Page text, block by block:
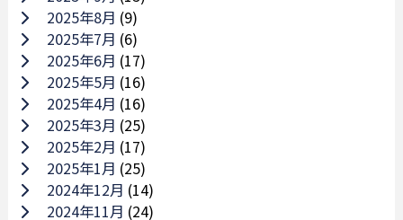
2025年8月 (9)
2025年7月 (6)
2025年6月 (17)
2025年5月 (16)
2025年4月 (16)
2025年3月 (25)
2025年2月 (17)
2025年1月 (25)
2024年12月 (14)
2024年11月 (24)